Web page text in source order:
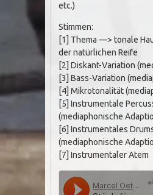
etc.)
Stimmen:
[1] Thema —> tonale
der natürlichen Reife
[2] Diskant-Variation
[3] Bass-Variation
[4] Mikrotonalität
[5] Instrumentale
(mediaphonische
[6] Instrumentales
(mediaphonische
[7] Instrumentaler Atem